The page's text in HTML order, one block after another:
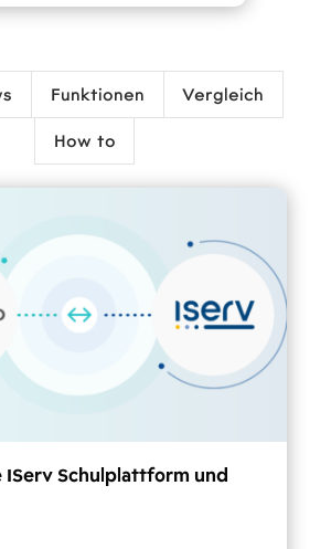
Funktionen Vergleich
How to
Schulplattform und